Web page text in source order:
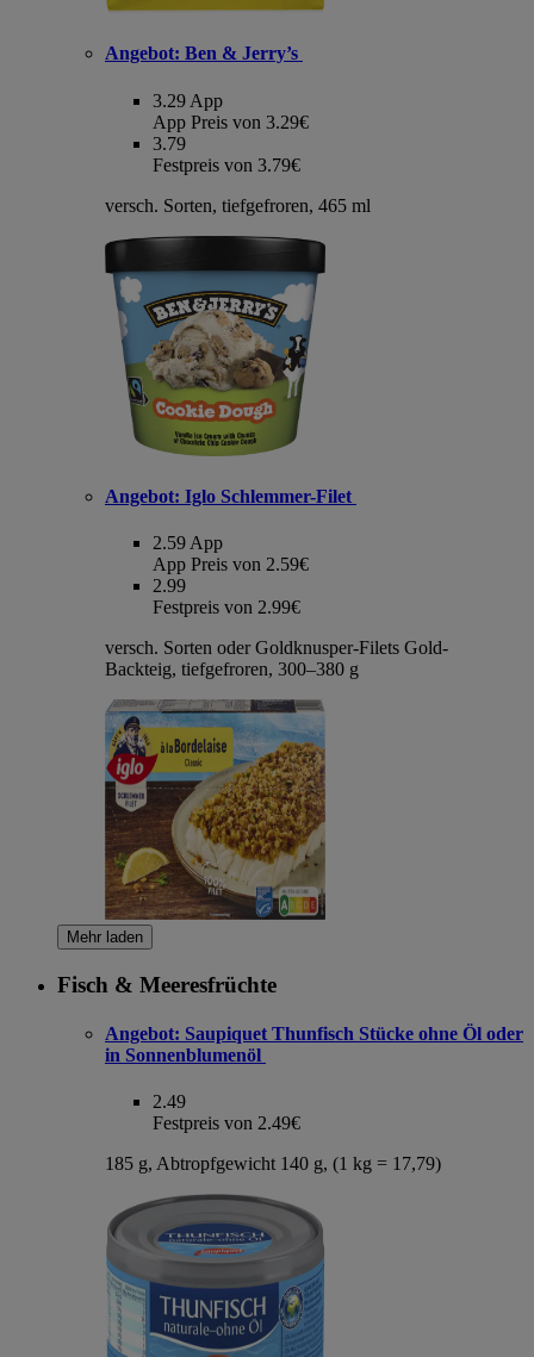
Angebot: Ben & Jerry’s
3.29 App
App Preis von 3.29€
3.79
Festpreis von 3.79€
versch. Sorten, tiefgefroren, 465 ml
Angebot: Iglo Schlemmer-Filet
2.59 App
App Preis von 2.59€
2.99
Festpreis von 2.99€
versch. Sorten oder Goldknusper-Filets Gold-
Backteig, tiefgefroren, 300–380 g
Mehr laden
Fisch & Meeresfrüchte
Angebot: Saupiquet Thunfisch Stücke ohne Öl oder
in Sonnenblumenöl
2.49
Festpreis von 2.49€
185 g, Abtropfgewicht 140 g, (1 kg = 17,79)